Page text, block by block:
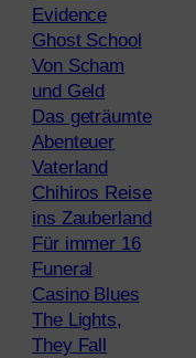
Evidence
Ghost School
Von Scham
und Geld
Das geträumte
Abenteuer
Vaterland
Chihiros Reise
ins Zauberland
Für immer 16
Funeral
Casino Blues
The Lights,
They Fall